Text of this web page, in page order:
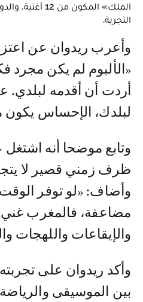
الملك» المكون
التجربة.
وأعرب ريدوان عن اعتزازه بالمشروع قائلا:
«الألبوم لم يكن مجرد
أردت أن أقدمه لبلدي.
لبلدك، الإحساس يكون
وتابع موضحا أنه اشتغل
ظرف زمني قصير لا
وأضاف: «لو توفر
مضاعفة، فالمغرب غني
والإيقاعات واللهجات
وأكد ريدوان على
بين الموسيقى